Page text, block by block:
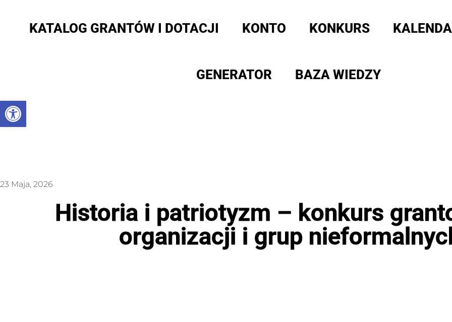
Otwórz pasek narzędzi
KATALOG GRANTÓW I DOTACJI KONTO KONKURS
GENERATOR BAZA WIEDZY
23 Maja, 2026
Historia i patriotyzm – konkurs
organizacji i grup